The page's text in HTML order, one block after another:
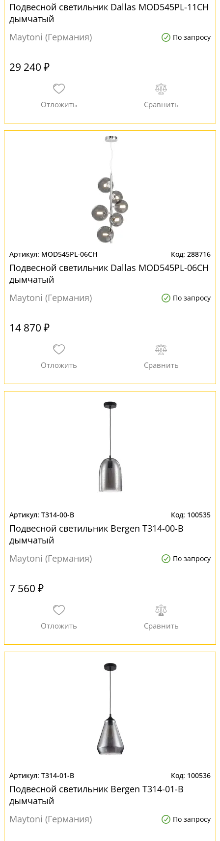
Подвесной светильник Dallas MOD545PL-11CH
дымчатый
Maytoni (Германия)
По запросу
29 240 ₽
MOD545PL-06CH 288716
Подвесной светильник Dallas MOD545PL-06CH
дымчатый
Maytoni (Германия)
По запросу
14 870 ₽
T314-00-B 100535
Подвесной светильник Bergen T314-00-B
дымчатый
Maytoni (Германия)
По запросу
7 560 ₽
T314-01-B 100536
Подвесной светильник Bergen T314-01-B
дымчатый
Maytoni (Германия)
По запросу